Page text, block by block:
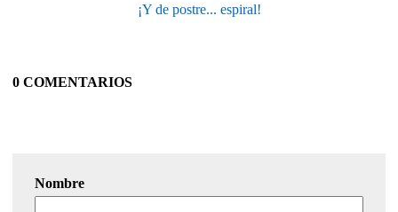
¡Y de postre... espiral!
0 COMENTARIOS
Nombre